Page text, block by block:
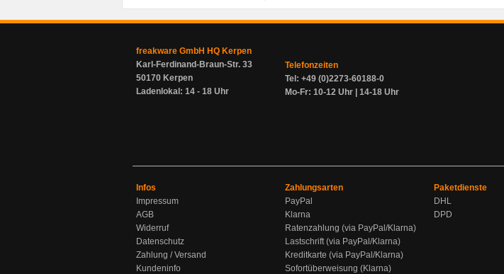
freakware GmbH HQ Kerpen
Karl-Ferdinand-Braun-Str. 33
50170 Kerpen
Ladenlokal: 14 - 18 Uhr
Telefonzeiten
Tel: +49 (0)2273-60188-0
Mo-Fr: 10-12 Uhr | 14-18 Uhr
Infos
Impressum
AGB
Widerruf
Datenschutz
Zahlung / Versand
Kundeninfo
Zahlungsarten
PayPal
Klarna
Ratenzahlung (via PayPal/Klarna)
Lastschrift (via PayPal/Klarna)
Kreditkarte (via PayPal/Klarna)
Sofortüberweisung (Klarna)
Paketdienste
DHL
DPD